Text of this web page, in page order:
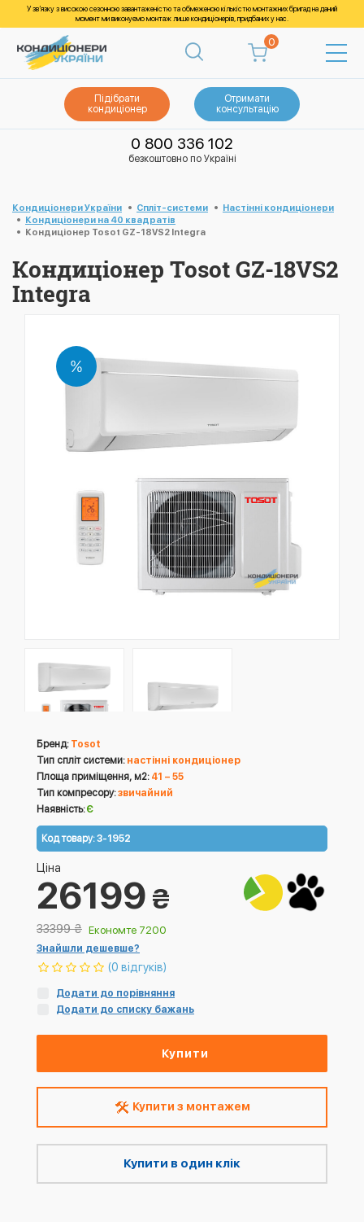
У зв’язку з високою сезонною завантаженістю та обмеженою кількістю монтажних бригад на даний
момент ми виконуємо монтаж лише кондиціонерів, придбаних у нас.
0
Підібрати
кондиціонер
Отримати
консультацію
0 800 336 102
безкоштовно по Україні
Кондиціонери України Спліт-системи
Настінні кондиціонери
Кондиціонери на 40 квадратів
Кондиціонер Tosot GZ-18VS2 Integra
Кондиціонер Tosot GZ-18VS2
Integra
Бренд: Tosot
Тип спліт системи: настінні кондиціонер
Площа приміщення, м2: 41 – 55
Тип компресору:звичайний
Наявність:Є
Код товару:3-1952
Ціна
26199 ₴
33399₴ Економте 7200
Знайшли дешевше?
(0 відгуків)
Додати до порівняння
Додати до списку бажань
Купити
Купити з монтажем
Купити в один клік